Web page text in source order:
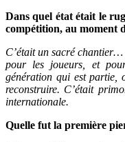
Dans quel état était le
compétition, au moment
C’était un sacré
pour les joueurs, et
génération qui est
reconstruire. C’était
internationale.
Quelle fut la première